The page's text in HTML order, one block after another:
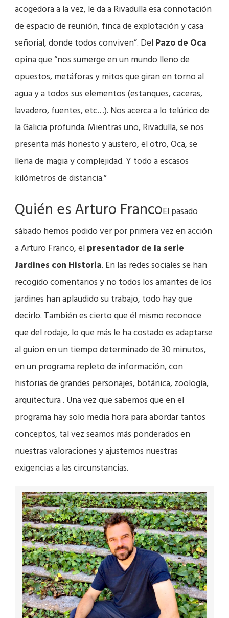
acogedora a la vez, le da a Rivadulla esa connotación
de espacio de reunión, finca de explotación y casa
señorial, donde todos conviven”. DelPazo de Oca
opina que “nos sumerge en un mundo lleno de
opuestos, metáforas y mitos que giran en torno al
agua y a todos sus elementos (estanques, caceras,
lavadero, fuentes, etc…). Nos acerca a lo telúrico de
la Galicia profunda. Mientras uno, Rivadulla, se nos
presenta más honesto y austero, el otro, Oca, se
llena de magia y complejidad. Y todo a escasos
kilómetros de distancia.”
Quién es Arturo FrancoEl pasado
sábado hemos podido ver por primera vez en acción
a Arturo Franco, elpresentador de la serie
Jardines con Historia. En las redes sociales se han
recogido comentarios y no todos los amantes de los
jardines han aplaudido su trabajo, todo hay que
decirlo. También es cierto que él mismo reconoce
que del rodaje, lo que más le ha costado es adaptarse
al guion en un tiempo determinado de 30 minutos,
en un programa repleto de información, con
historias de grandes personajes, botánica, zoología,
arquitectura . Una vez que sabemos que en el
programa hay solo media hora para abordar tantos
conceptos, tal vez seamos más ponderados en
nuestras valoraciones y ajustemos nuestras
exigencias a las circunstancias.